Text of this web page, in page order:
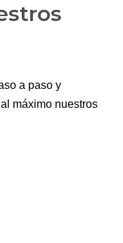
a paso y
máximo nuestros